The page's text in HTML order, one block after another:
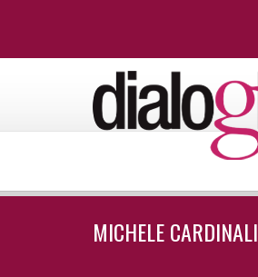
MICHELE CARDINALI